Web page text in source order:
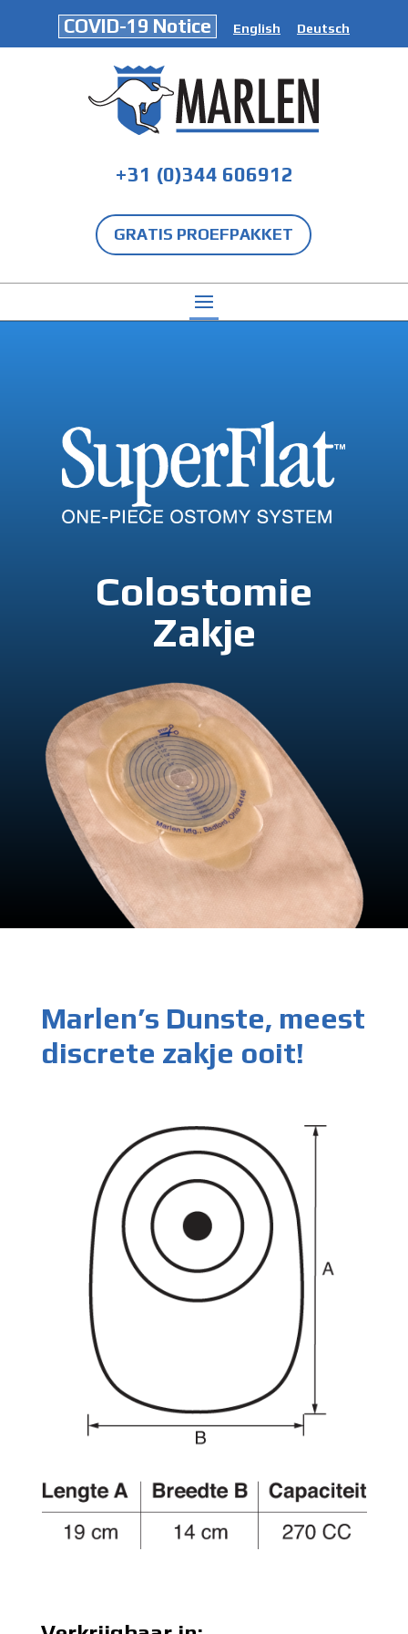
COVID-19 Notice English Deutsch
+31 (0)344 606912
GRATIS PROEFPAKKET
Colostomie
Zakje
Marlen’s Dunste, meest
discrete zakje ooit!